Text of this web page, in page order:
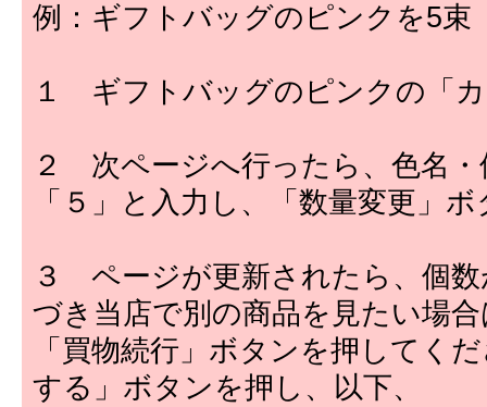
例：ギフトバッグのピンクを5束
１ ギフトバッグのピンクの「
２ 次ページへ行ったら、色名
「５」と入力し、「数量変更」
３ ページが更新されたら、個
づき当店で別の商品を見たい場
「買物続行」ボタンを押してく
する」ボタンを押し、以下、